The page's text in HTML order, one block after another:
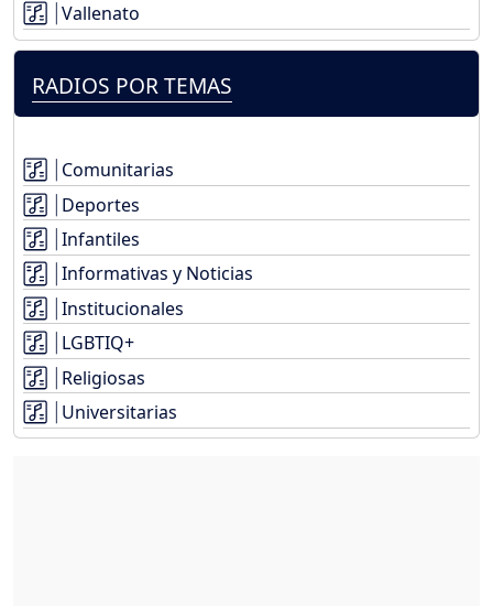
Vallenato
RADIOS POR TEMAS
Comunitarias
Deportes
Infantiles
Informativas y Noticias
Institucionales
LGBTIQ+
Religiosas
Universitarias